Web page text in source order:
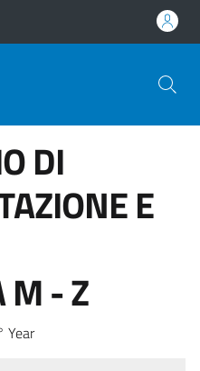
DI
E
M - Z
Year